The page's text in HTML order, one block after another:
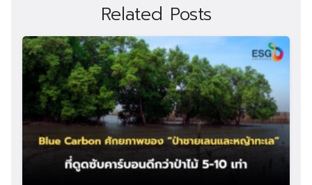
Related Posts